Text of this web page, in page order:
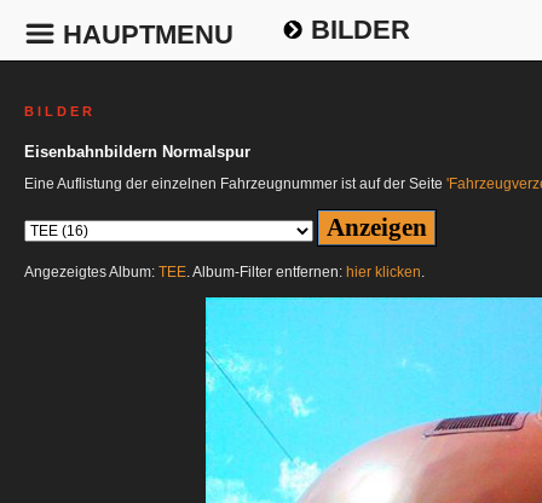
HAUPTMENU BILDER
B I L D E R
Eisenbahnbildern Normalspur
Eine Auflistung der einzelnen Fahrzeugnummer ist auf der Seite
Angezeigtes Album: TEE. Album-Filter entfernen: hier klicken.